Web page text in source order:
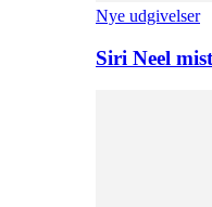
Nye udgivelser
Siri Neel